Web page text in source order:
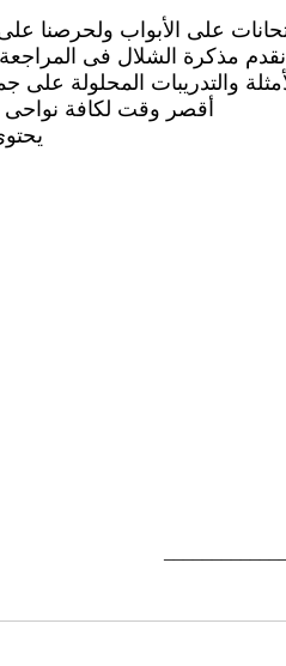
مذكرة الشلال فى المراجعة
والتدريبات المحلولة
أقصر وقت لكافة نواحى